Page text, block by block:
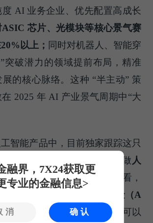
AI 业务企业、优先配置高成长
ASIC 芯片、光模块等核心景气赛
以上； 同时对机器人、智能穿
突破潜力的领域提前布局，精准
的核心脉络。这种 “半主动” 策
2025 年 AI 产业景气周期中“大
智能产品中，目前独家跟踪这只
可看做 人
小宽基” 。从长远角度来看来看，
ETF（515980）及其联接基金（A
008021） 工具，投资者不仅可以
融界，7X24获取更
专业的金融信息>
消 确认